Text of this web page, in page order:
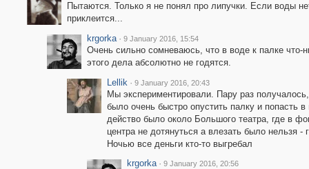
Пытаются. Только я не понял про липучки. Если воды
приклеится...
krgorka · 9 January 2016, 15:54
Очень сильно сомневаюсь, что в воде к палке
этого дела абсолютно не годятся.
Lellik · 9 January 2016, 20:43
Мы экспериментировали. Пару раз
было очень быстро опустить палку и попасть
действо было около Большого театра, где в
центра не дотянуться а влезать было нельзя
Ночью все деньги кто-то выгребал
krgorka · 9 January 2016, 20:56